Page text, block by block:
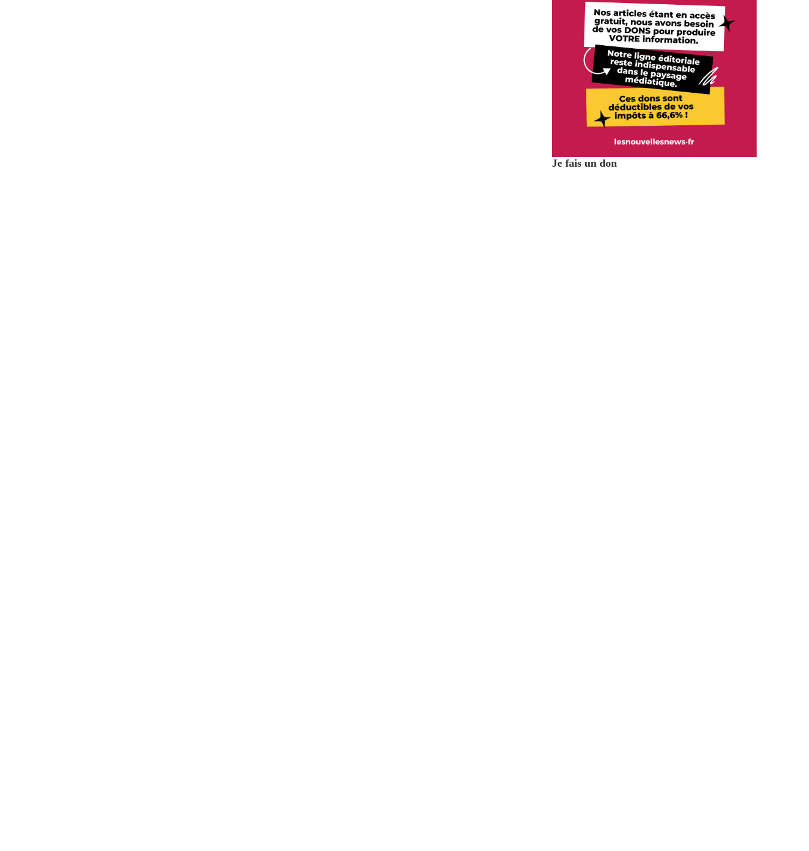
Je fais un don